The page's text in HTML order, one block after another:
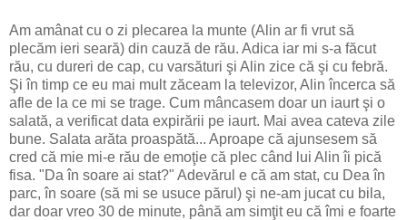
Am amânat cu o zi plecarea la munte (Alin ar fi vrut să
plecăm ieri seară) din cauză de rău. Adica iar mi s-a făcut
rău, cu dureri de cap, cu varsături şi Alin zice că şi cu febră.
Şi în timp ce eu mai mult zăceam la televizor, Alin încerca să
afle de la ce mi se trage. Cum mâncasem doar un iaurt şi o
salată, a verificat data expirării pe iaurt. Mai avea cateva zile
bune. Salata arăta proaspătă... Aproape că ajunsesem să
cred că mie mi-e rău de emoţie că plec când lui Alin îi pică
fisa. "Da în soare ai stat?" Adevărul e că am stat, cu Dea în
parc, în soare (să mi se usuce părul) şi ne-am jucat cu bila,
dar doar vreo 30 de minute, până am simţit eu că îmi e foarte